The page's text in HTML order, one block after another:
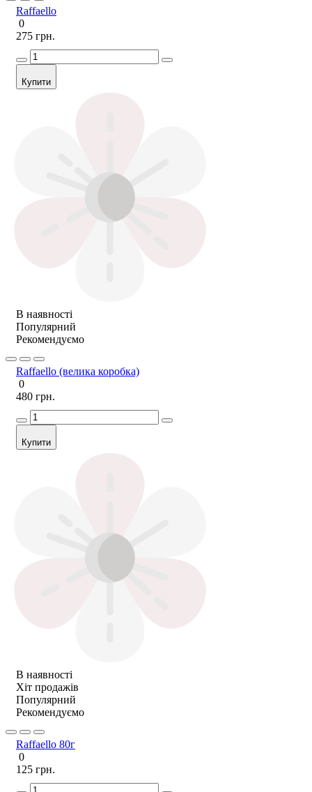
Raffaello
0
275 грн.
Купити
В наявності
Популярний
Рекомендуємо
Raffaello (велика коробка)
0
480 грн.
Купити
В наявності
Хіт продажів
Популярний
Рекомендуємо
Raffaello 80г
0
125 грн.